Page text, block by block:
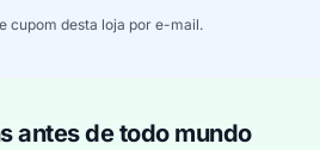
cupom desta loja por e-mail.
antes de todo mundo